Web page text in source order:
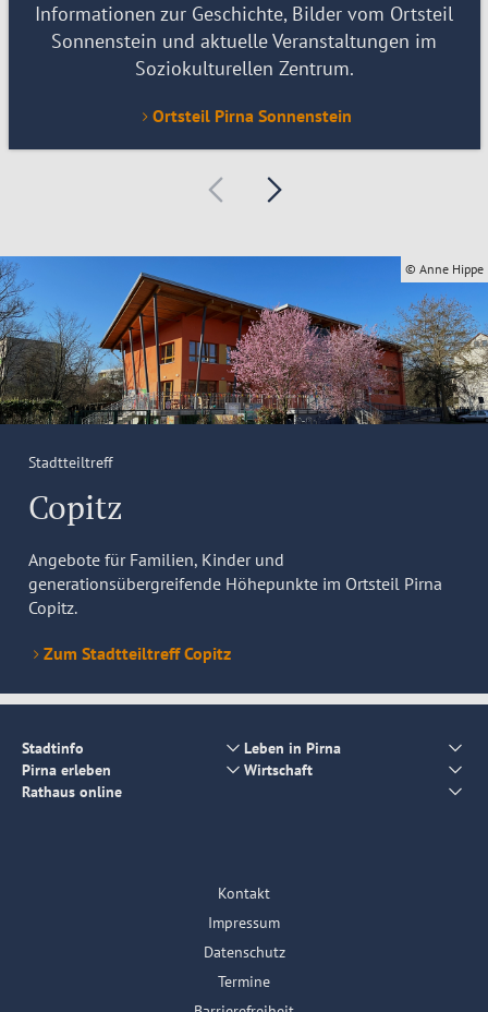
Informationen zur Geschichte, Bilder vom Ortsteil
Sonnenstein und aktuelle Veranstaltungen im
Soziokulturellen Zentrum.
Ortsteil Pirna Sonnenstein
© Anne Hippe
Stadtteiltreff
Copitz
Angebote für Familien, Kinder und
generationsübergreifende Höhepunkte im Ortsteil Pirna
Copitz.
Zum Stadtteiltreff Copitz
Stadtinfo
Leben in Pirna
Pirna erleben
Wirtschaft
Rathaus online
Kontakt
Impressum
Datenschutz
Termine